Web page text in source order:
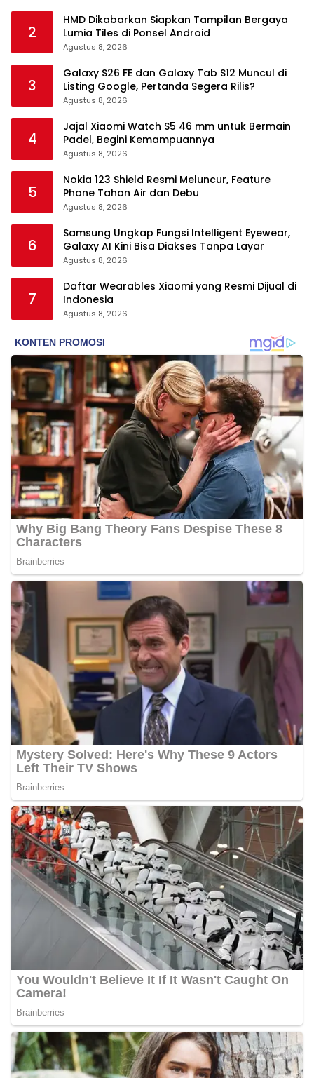
2
HMD Dikabarkan Siapkan Tampilan Bergaya
Lumia Tiles di Ponsel Android
Agustus 8, 2026
3
Galaxy S26 FE dan Galaxy Tab S12 Muncul di
Listing Google, Pertanda Segera Rilis?
Agustus 8, 2026
4
Jajal Xiaomi Watch S5 46 mm untuk Bermain
Padel, Begini Kemampuannya
Agustus 8, 2026
5
Nokia 123 Shield Resmi Meluncur, Feature
Phone Tahan Air dan Debu
Agustus 8, 2026
6
Samsung Ungkap Fungsi Intelligent Eyewear,
Galaxy AI Kini Bisa Diakses Tanpa Layar
Agustus 8, 2026
7
Daftar Wearables Xiaomi yang Resmi Dijual di
Indonesia
Agustus 8, 2026